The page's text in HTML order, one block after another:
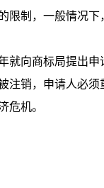
限制，一般情况
就向商标局提出
注销，申请人必
危机。